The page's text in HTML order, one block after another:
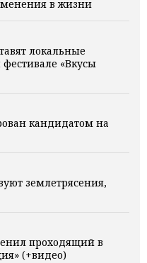
в жизни
локальные
«Вкусы
кандидатом на
землетрясения,
проходящий в
(+видео)